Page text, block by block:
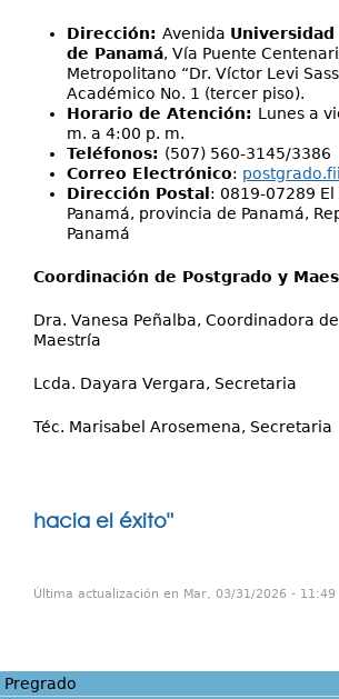
Dirección: Avenida Universidad
de Panamá, Vía Puente
Metropolitano “Dr. Víctor Levi
Académico No. 1 (tercer piso).
Horario de Atención: Lunes a
m. a 4:00 p. m.
Teléfonos: (507) 560-3145/3386
Correo Electrónico:
Dirección Postal : 0819-07289 El
Panamá, provincia de Panamá,
Panamá
Coordinación de Postgrado y
Dra. Vanesa Peñalba, Coordinadora
Maestría
Lcda. Dayara Vergara, Secretaria
Téc. Marisabel Arosemena, Secretaria
hacia el éxito"
Última actualización en Mar, 03/31/2026 - 11:49
Pregrado